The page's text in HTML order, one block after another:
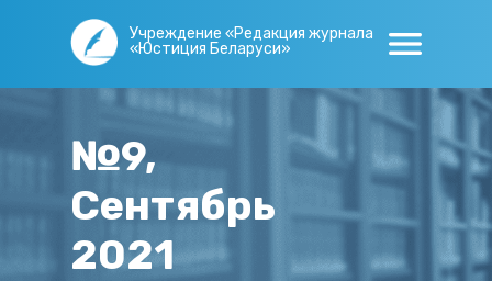
Учреждение «Редакция журнала
«Юстиция Беларуси»
№9,
Сентябрь
2021